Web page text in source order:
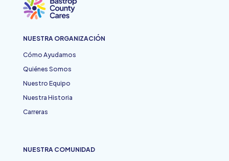
NUESTRA ORGANIZACIÓN
Cómo Ayudamos
Quiénes Somos
Nuestro Equipo
Nuestra Historia
Carreras
NUESTRA COMUNIDAD